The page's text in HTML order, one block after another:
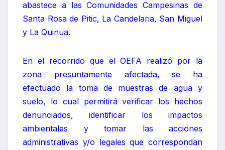
abastece a las Comunidades Campesinas de
Santa Rosa de Pitic, La Candelaria, San Miguel
y La Quinua.
En el recorrido que el OEFA realizó por la
zona presuntamente afectada, se ha
efectuado la toma de muestras de agua y
suelo, lo cual permitirá verificar los hechos
denunciados, identificar los impactos
ambientales y tomar las acciones
administrativas y/o legales que correspondan